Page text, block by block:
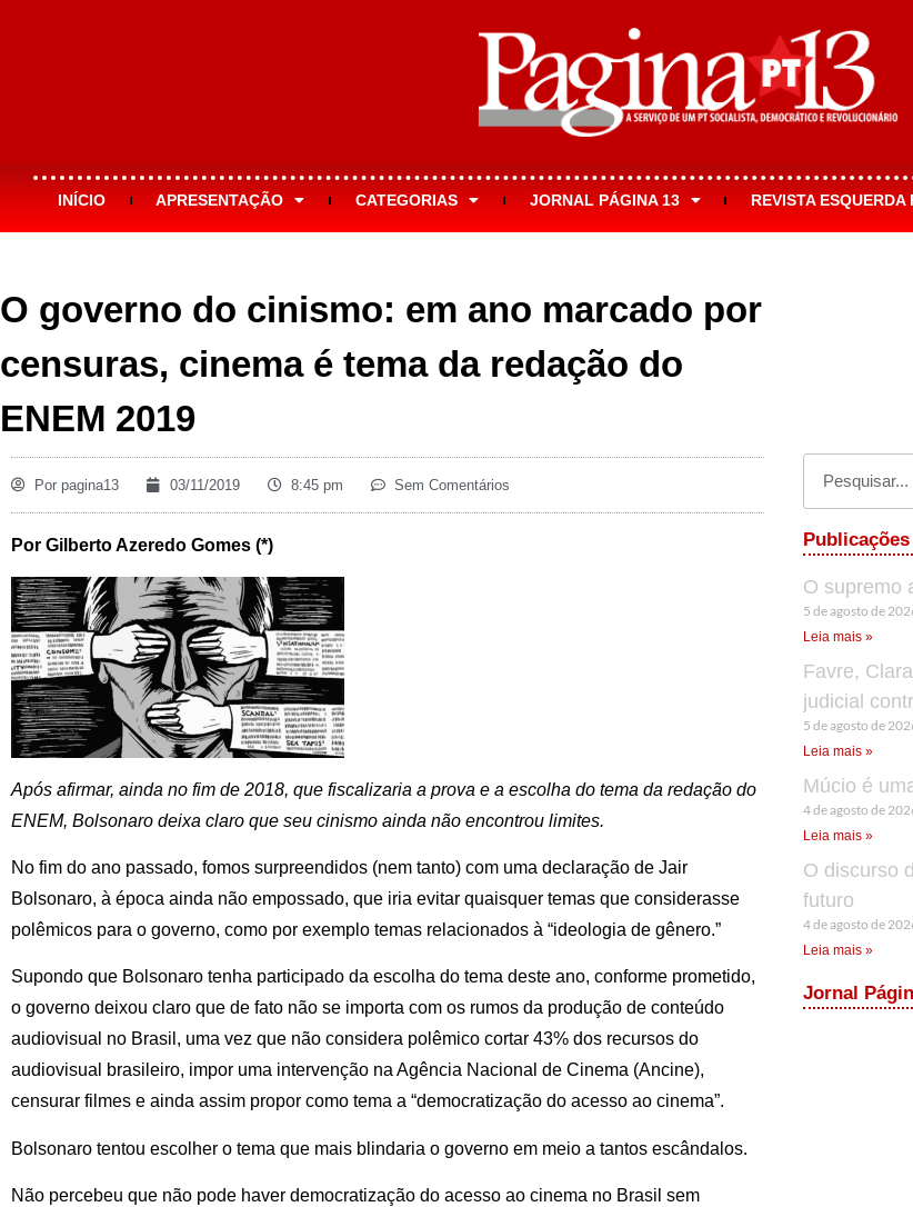
INÍCIO APRESENTAÇÃO CATEGORIAS JORNAL PÁGINA 13 REVISTA ESQUERDA
O governo do cinismo: em ano marcado por
censuras, cinema é tema da redação do
ENEM 2019
Por pagina13 03/11/2019 8:45 pm Sem Comentários
Por Gilberto Azeredo Gomes (*)
Após afirmar, ainda no fim de 2018, que fiscalizaria a prova e a escolha do tema da redação do
ENEM, Bolsonaro deixa claro que seu cinismo ainda não encontrou limites.
No fim do ano passado, fomos surpreendidos (nem tanto) com uma declaração de Jair
Bolsonaro, à época ainda não empossado, que iria evitar quaisquer temas que considerasse
polêmicos para o governo, como por exemplo temas relacionados à “ideologia de gênero.”
Supondo que Bolsonaro tenha participado da escolha do tema deste ano, conforme prometido,
o governo deixou claro que de fato não se importa com os rumos da produção de conteúdo
audiovisual no Brasil, uma vez que não considera polêmico cortar 43% dos recursos do
audiovisual brasileiro, impor uma intervenção na Agência Nacional de Cinema (Ancine),
censurar filmes e ainda assim propor como tema a “democratização do acesso ao cinema”.
Bolsonaro tentou escolher o tema que mais blindaria o governo em meio a tantos escândalos.
Não percebeu que não pode haver democratização do acesso ao cinema no Brasil sem
O supremo
5 de agosto de
Leia mais »
Favre,
judicial
5 de agosto de
Leia mais »
Múcio é
4 de agosto de
Leia mais »
O discurso
futuro
4 de agosto de
Leia mais »
Jornal